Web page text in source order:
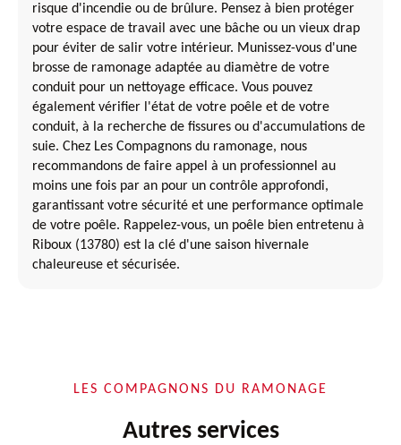
risque d'incendie ou de brûlure. Pensez à bien protéger
votre espace de travail avec une bâche ou un vieux drap
pour éviter de salir votre intérieur. Munissez-vous d'une
brosse de ramonage adaptée au diamètre de votre
conduit pour un nettoyage efficace. Vous pouvez
également vérifier l'état de votre poêle et de votre
conduit, à la recherche de fissures ou d'accumulations de
suie. Chez Les Compagnons du ramonage, nous
recommandons de faire appel à un professionnel au
moins une fois par an pour un contrôle approfondi,
garantissant votre sécurité et une performance optimale
de votre poêle. Rappelez-vous, un poêle bien entretenu à
Riboux (13780) est la clé d'une saison hivernale
chaleureuse et sécurisée.
LES COMPAGNONS DU RAMONAGE
Autres services